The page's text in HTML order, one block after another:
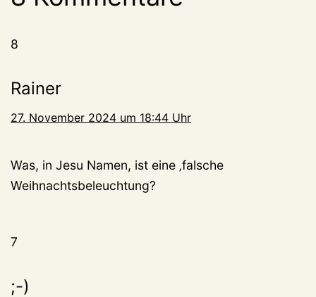
8
Rainer
27. November 2024 um 18:44 Uhr
Was, in Jesu Namen, ist eine ‚falsche
Weihnachtsbeleuchtung?
7
;-)